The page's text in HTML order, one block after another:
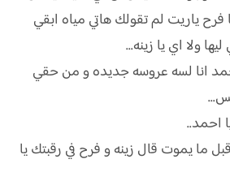
فرح ياريت لم تقولك هاتي مياه ابقي
ولا اي يا زينه...
انا لسه عروسه جديده و من حقي
احمد..
ما يموت قال زينه و فرح في رقبتك يا